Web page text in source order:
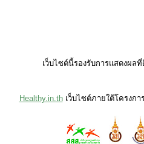
เว็บไซต์นี้รองรับการแสดงผล
Healthy.in.thเว็บไซต์ภายใต้โครงกา